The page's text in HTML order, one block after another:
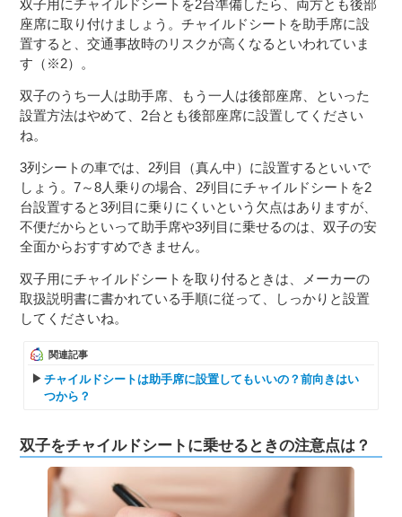
双子用にチャイルドシートを2台準備したら、両方とも後部
座席に取り付けましょう。チャイルドシートを助手席に設
置すると、交通事故時のリスクが高くなるといわれていま
す（※2）。
双子のうち一人は助手席、もう一人は後部座席、といった
設置方法はやめて、2台とも後部座席に設置してください
ね。
3列シートの車では、2列目（真ん中）に設置するといいで
しょう。7～8人乗りの場合、2列目にチャイルドシートを2
台設置すると3列目に乗りにくいという欠点はありますが、
不便だからといって助手席や3列目に乗せるのは、双子の安
全面からおすすめできません。
双子用にチャイルドシートを取り付るときは、メーカーの
取扱説明書に書かれている手順に従って、しっかりと設置
してくださいね。
関連記事
チャイルドシートは助手席に設置してもいいの？前向きはい
つから？
双子をチャイルドシートに乗せるときの注意点は？